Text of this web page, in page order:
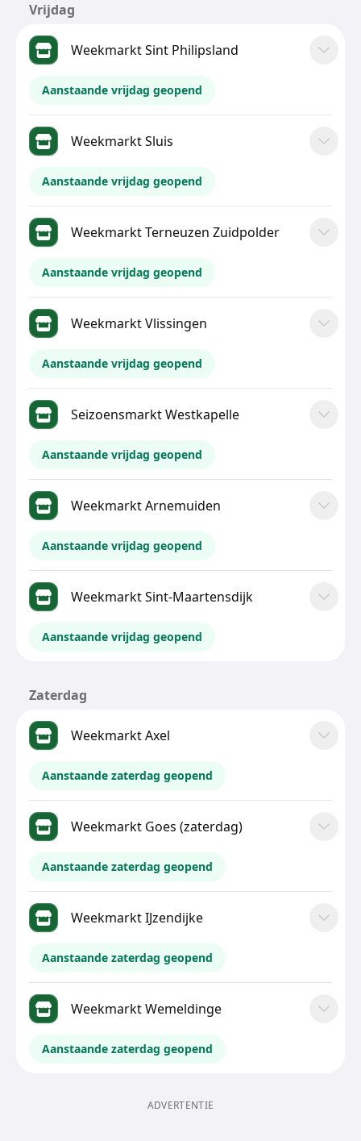
Vrijdag
Weekmarkt Sint Philipsland
Aanstaande vrijdag geopend
Weekmarkt Sluis
Aanstaande vrijdag geopend
Weekmarkt Terneuzen Zuidpolder
Aanstaande vrijdag geopend
Weekmarkt Vlissingen
Aanstaande vrijdag geopend
Seizoensmarkt Westkapelle
Aanstaande vrijdag geopend
Weekmarkt Arnemuiden
Aanstaande vrijdag geopend
Weekmarkt Sint-Maartensdijk
Aanstaande vrijdag geopend
Zaterdag
Weekmarkt Axel
Aanstaande zaterdag geopend
Weekmarkt Goes (zaterdag)
Aanstaande zaterdag geopend
Weekmarkt IJzendijke
Aanstaande zaterdag geopend
Weekmarkt Wemeldinge
Aanstaande zaterdag geopend
ADVERTENTIE